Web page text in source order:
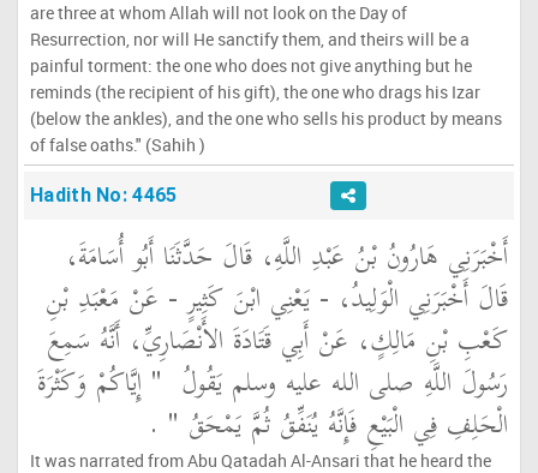
are three at whom Allah will not look on the Day of
Resurrection, nor will He sanctify them, and theirs will be a
painful torment: the one who does not give anything but he
reminds (the recipient of his gift), the one who drags his Izar
(below the ankles), and the one who sells his product by means
of false oaths." (Sahih )
Hadith No: 4465
أَخْبَرَنِي هَارُونُ بْنُ عَبْدِ اللَّهِ، قَالَ حَدَّثَنَا أَبُو أُسَامَةَ،
قَالَ أَخْبَرَنِي الْوَلِيدُ، - يَعْنِي ابْنَ كَثِيرٍ - عَنْ مَعْبَدِ بْنِ
كَعْبِ بْنِ مَالِكٍ، عَنْ أَبِي قَتَادَةَ الأَنْصَارِيِّ، أَنَّهُ سَمِعَ
رَسُولَ اللَّهِ صلى الله عليه وسلم يَقُولُ ‏ "‏ إِيَّاكُمْ وَكَثْرَةَ
الْحَلِفِ فِي الْبَيْعِ فَإِنَّهُ يُنَفِّقُ ثُمَّ يَمْحَقُ ‏" ‏ ‏.‏
It was narrated from Abu Qatadah Al-Ansari that he heard the